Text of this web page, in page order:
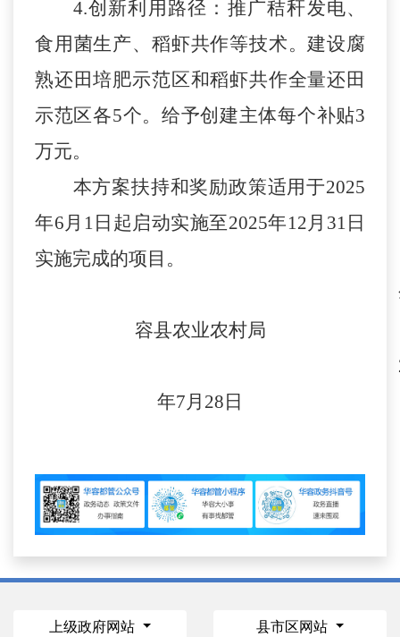
4.创新利用路径：推广秸秆发电、
食用菌生产、稻虾共作等技术。建设腐
熟还田培肥示范区和稻虾共作全量还田
示范区各5个。 给予创建主体每个补贴3
万元。
本方案扶持和奖励政策适用于2025
年6月1日起启动实施至2025年12月31日
实施完成的项目。
容县农业农村局
年7月28日
上级政府网站 县市区网站